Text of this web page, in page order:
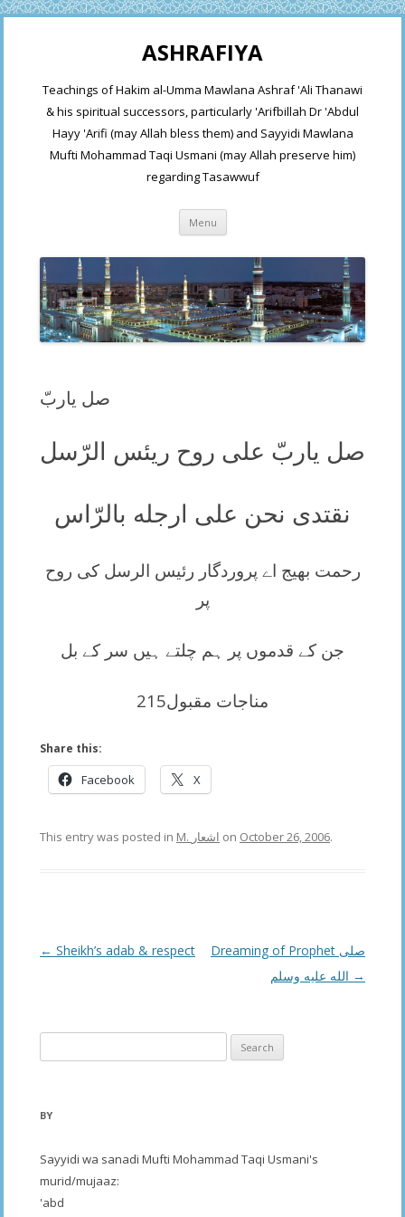
ASHRAFIYA
Teachings of Hakim al-Umma Mawlana Ashraf 'Ali Thanawi
& his spiritual successors, particularly 'Arifbillah Dr 'Abdul
Hayy 'Arifi (may Allah bless them) and Sayyidi Mawlana
Mufti Mohammad Taqi Usmani (may Allah preserve him)
regarding Tasawwuf
Menu Skip
content
صل ياربّ
صل ياربّ على روح ريئس الرّسل
نقتدى نحن على ارجله بالرّاس
رحمت بھیج اے پروردگار رئیس الرسل کی روح
پر
جن کے قدموں پر ہم چلتے ہیں سر کے بل
مناجات مقبول215
Share this:
Facebook X
This entry was posted in M. اشعار on October 26, 2006.
Post
← Sheikh’s adab & respect
Dreaming of Prophet صلى
→
for:
BY
Sayyidi wa sanadi Mufti Mohammad Taqi Usmani's
murid/mujaaz:
'abd